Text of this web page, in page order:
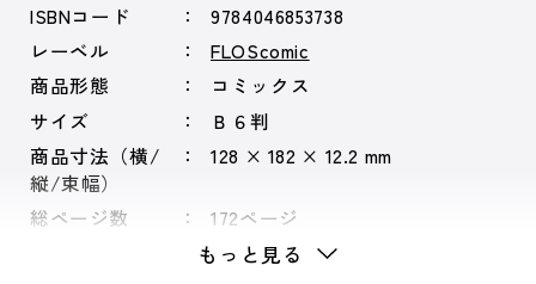
ISBNコード
9784046853738
レーベル
FLOScomic
商品形態
コミックス
サイズ
Ｂ６判
商品寸法（横/
縦/束幅）
128 × 182 × 12.2 mm
総ページ数 172ページ
もっと見る